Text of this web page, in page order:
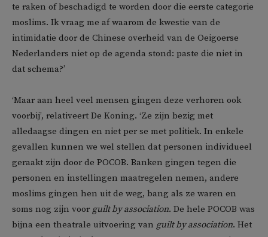
te raken of beschadigd te worden door die eerste categorie
moslims. Ik vraag me af waarom de kwestie van de
intimidatie door de Chinese overheid van de Oeigoerse
Nederlanders niet op de agenda stond: paste die niet in
dat schema?’
‘Maar aan heel veel mensen gingen deze verhoren ook
voorbij’, relativeert De Koning. ‘Ze zijn bezig met
alledaagse dingen en niet per se met politiek. In enkele
gevallen kunnen we wel stellen dat personen individueel
geraakt zijn door de POCOB. Banken gingen tegen die
personen en instellingen maatregelen nemen, andere
moslims gingen hen uit de weg, bang als ze waren en
soms nog zijn voor guilt by association. De hele POCOB was
bijna een theatrale uitvoering van guilt by association. Het